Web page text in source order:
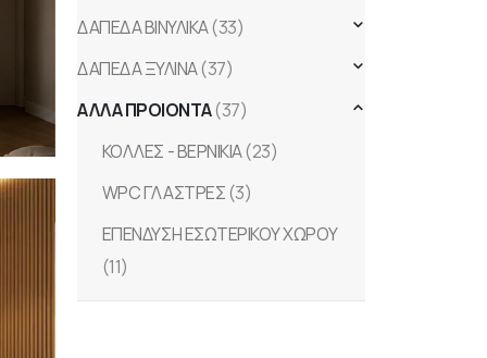
ΔΑΠΕΔΑ ΒΙΝΥΛΙΚΑ(33)
ΔΑΠΕΔΑ ΞΥΛΙΝΑ(37)
ΑΛΛΑ ΠΡΟΙΟΝΤΑ(37)
ΚΟΛΛΕΣ - ΒΕΡΝΙΚΙΑ(23)
WPC ΓΛΑΣΤΡΕΣ(3)
ΕΠΕΝΔΥΣΗ ΕΣΩΤΕΡΙΚΟΥ ΧΩΡΟΥ
(11)